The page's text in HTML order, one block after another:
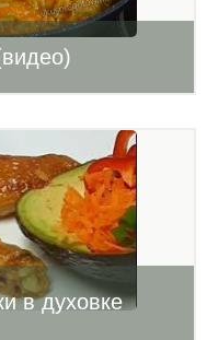
в духовке